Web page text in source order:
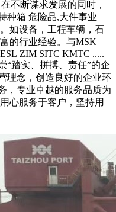
不断谋求发展的同时，
种箱 危险品,大件事业
如设备，工程车辆，石
的行业经验。与MSK
ZIM SITC KMTC .....
“踏实、拼搏、责任”的企
理念，创造良好的企业环
，专业卓越的服务品质为
心服务于客户，坚持用